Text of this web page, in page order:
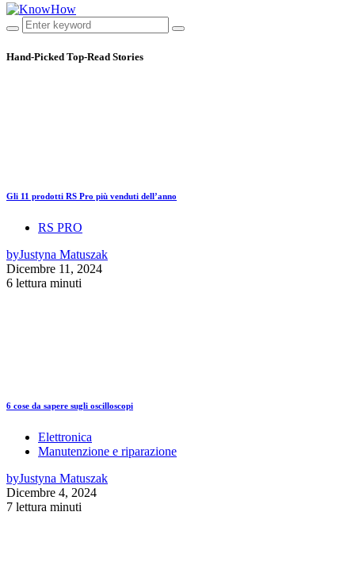
Hand-Picked Top-Read Stories
Gli 11 prodotti RS Pro più venduti dell’anno
RS PRO
byJustyna Matuszak
Dicembre 11, 2024
6 lettura minuti
6 cose da sapere sugli oscilloscopi
Elettronica
Manutenzione e riparazione
byJustyna Matuszak
Dicembre 4, 2024
7 lettura minuti